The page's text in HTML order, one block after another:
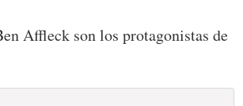
Affleck son los protagonistas de